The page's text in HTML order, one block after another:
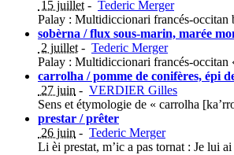
15 juillet - Tederic Merger
Palay : Multidiccionari francés-
sobèrna / flux sous-marin, marée
2 juillet - Tederic Merger
Palay : Multidiccionari francés-
carrolha / pomme de conifères, épi
27 juin - VERDIER Gilles
Sens et étymologie de « carrolha
prestar / prêter
26 juin - Tederic Merger
Li èi prestat, m’ic a pas tornat : Je lui